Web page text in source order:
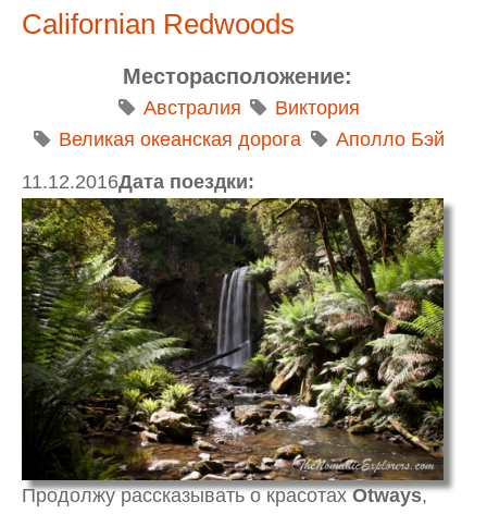
Californian Redwoods
Месторасположение:
Австралия
Виктория
Великая океанская дорога
Аполло Бэй
Дата поездки:
11.12.2016
Продолжу рассказывать о красотахOtways,